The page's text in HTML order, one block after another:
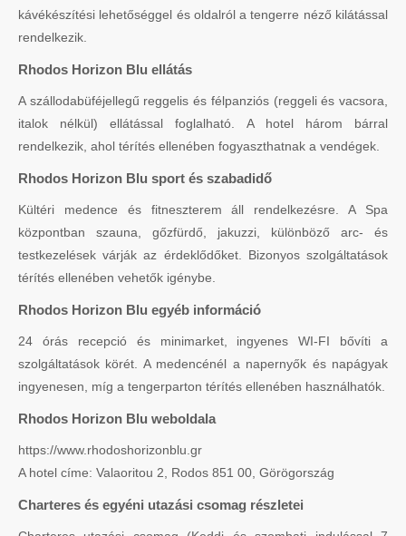
kávékészítési lehetőséggel és oldalról a tengerre néző kilátással
rendelkezik.
Rhodos Horizon Blu ellátás
A szállodabüféjellegű reggelis és félpanziós (reggeli és vacsora,
italok nélkül) ellátással foglalható. A hotel három bárral
rendelkezik, ahol térítés ellenében fogyaszthatnak a vendégek.
Rhodos Horizon Blu sport és szabadidő
Kültéri medence és fitneszterem áll rendelkezésre. A Spa
központban szauna, gőzfürdő, jakuzzi, különböző arc- és
testkezelések várják az érdeklődőket. Bizonyos szolgáltatások
térítés ellenében vehetők igénybe.
Rhodos Horizon Blu egyéb információ
24 órás recepció és minimarket, ingyenes WI-FI bővíti a
szolgáltatások körét. A medencénél a napernyők és napágyak
ingyenesen, míg a tengerparton térítés ellenében használhatók.
Rhodos Horizon Blu weboldala
https://www.rhodoshorizonblu.gr
A hotel címe: Valaoritou 2, Rodos 851 00, Görögország
Charteres és egyéni utazási csomag részletei